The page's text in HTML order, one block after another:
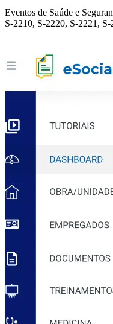
Eventos de Saúde e
S-2210, S-2220, S-2221, S-